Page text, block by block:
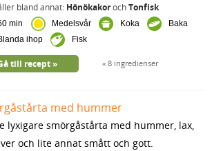
bland annat: HönökakorochTonfisk
min Medelsvår Koka
Baka
ihop
Fisk
8 ingredienser
till recept
med hummer
lyxigare smörgåstårta med hummer, lax,
och lite annat smått och gott.